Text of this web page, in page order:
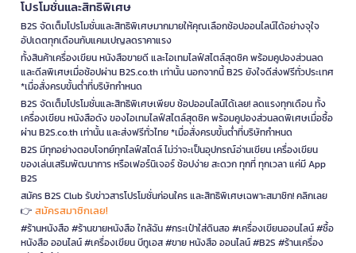
โปรโมชั่นและสิทธิพิเศษ
B2S จัดเต็มโปรโมชั่นและสิทธิพิเศษมากมายให้คุณเลือกช้อปออนไลน์ได้อย่างจุใจ
อัปเดตทุกเดือนกับแคมเปญลดราคาแรง
ทั้งสินค้าเครื่องเขียน หนังสือขายดี และไอเทมไลฟ์สไตล์สุดชิค พร้อมคูปองส่วนลด
และดีลพิเศษเมื่อช้อปผ่าน B2S.co.th เท่านั้น นอกจากนี้ B2S ยังใจดีส่งฟรีทั่วประเทศ
*เมื่อสั่งครบขั้นต่ำที่บริษัทกำหนด
B2S จัดเต็มโปรโมชั่นและสิทธิพิเศษเพียบ ช้อปออนไลน์ได้เลย! ลดแรงทุกเดือน ทั้ง
เครื่องเขียน หนังสือดัง ของไอเทมไลฟ์สไตล์สุดชิค พร้อมคูปองส่วนลดพิเศษเมื่อซื้อ
ผ่าน B2S.co.th เท่านั้น และส่งฟรีทั่วไทย *เมื่อสั่งครบขั้นต่ำที่บริษัทกำหนด
B2S มีทุกอย่างตอบโจทย์ทุกไลฟ์สไตล์ ไม่ว่าจะเป็นอุปกรณ์อ่านเขียน เครื่องเขียน
ของเล่นเสริมพัฒนาการ หรือเฟอร์นิเจอร์ ช้อปง่าย สะดวก ทุกที่ ทุกเวลา แค่มี App
B2S
สมัคร B2S Club รับข่าวสารโปรโมชั่นก่อนใคร และสิทธิพิเศษเฉพาะสมาชิก! คลิกเลย
👉 สมัครสมาชิกเลย!
#ร้านหนังสือ #ร้านขายหนังสือ ใกล้ฉัน #กระเป๋าใส่ดินสอ #เครื่องเขียนออนไลน์ #ซื้อ
หนังสือ ออนไลน์ #เครื่องเขียน บีทูเอส #ขาย หนังสือ ออนไลน์ #B2S #ร้านเครื่อง